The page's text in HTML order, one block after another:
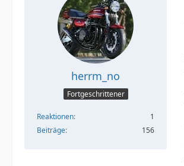
herrm_no
Fortgeschrittener
Reaktionen
1
Beiträge
156